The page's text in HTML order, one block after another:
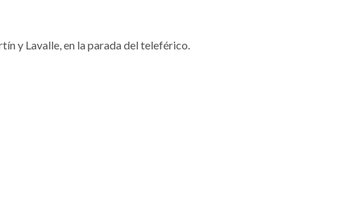
y Lavalle, en la parada del teleférico.